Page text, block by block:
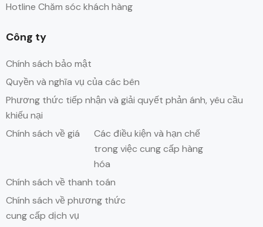
Hotline Chăm sóc khách hàng
Công ty
Chính sách bảo mật
Quyền và nghĩa vụ của các bên
Phương thức tiếp nhận và giải quyết phản ánh, yêu cầu
khiếu nại
Chính sách về giá
Các điều kiện và hạn chế
trong việc cung cấp hàng
hóa
Chính sách về thanh toán
Chính sách về phương thức
cung cấp dịch vụ